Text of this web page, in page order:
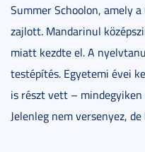
Summer Schoolon, amely
zajlott. Mandarinul
miatt kezdte el. A
testépítés. Egyetemi évei
is részt vett –
Jelenleg nem versenyez,